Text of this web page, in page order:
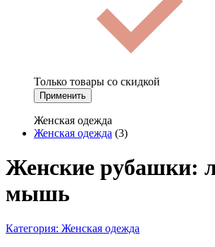
Только товары со скидкой
Применить
Женская одежда
Женская одежда (3)
Женские рубашки:
мышь
Категория: Женская одежда